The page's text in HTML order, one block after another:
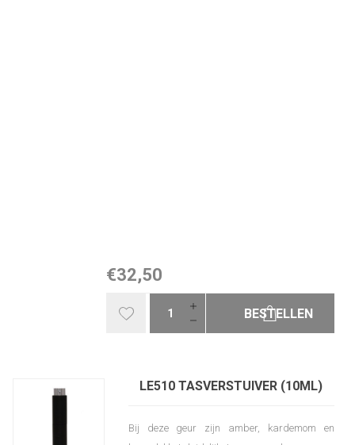
€32,50
BESTELLEN
LE510 TASVERSTUIVER (10ML)
Bij deze geur zijn amber, kardemom en